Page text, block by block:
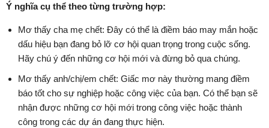
Ý nghĩa cụ thể theo từng trường hợp:
Mơ thấy cha mẹ chết: Đây có thể là điềm báo may mắn hoặc
dấu hiệu bạn đang bỏ lỡ cơ hội quan trọng trong cuộc sống.
Hãy chú ý đến những cơ hội mới và đừng bỏ qua chúng.
Mơ thấy anh/chị/em chết: Giấc mơ này thường mang điềm
báo tốt cho sự nghiệp hoặc công việc của bạn. Có thể bạn sẽ
nhận được những cơ hội mới trong công việc hoặc thành
công trong các dự án đang thực hiện.